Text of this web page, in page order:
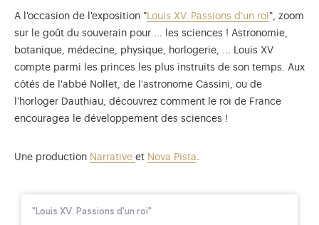
A l'occasion de l'exposition "Louis XV. Passions d'un roi", zoom
sur le goût du souverain pour ... les sciences ! Astronomie,
botanique, médecine, physique, horlogerie, ... Louis XV
compte parmi les princes les plus instruits de son temps. Aux
côtés de l'abbé Nollet, de l'astronome Cassini, ou de
l'horloger Dauthiau, découvrez comment le roi de France
encouragea le développement des sciences !
Une production Narrative et Nova Pista.